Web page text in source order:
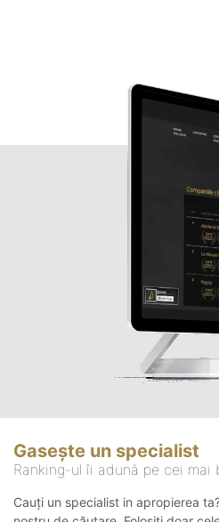
Gasește un specialist
Ranking-ul îi adună pe cei
Cauți un specialist in apropierea